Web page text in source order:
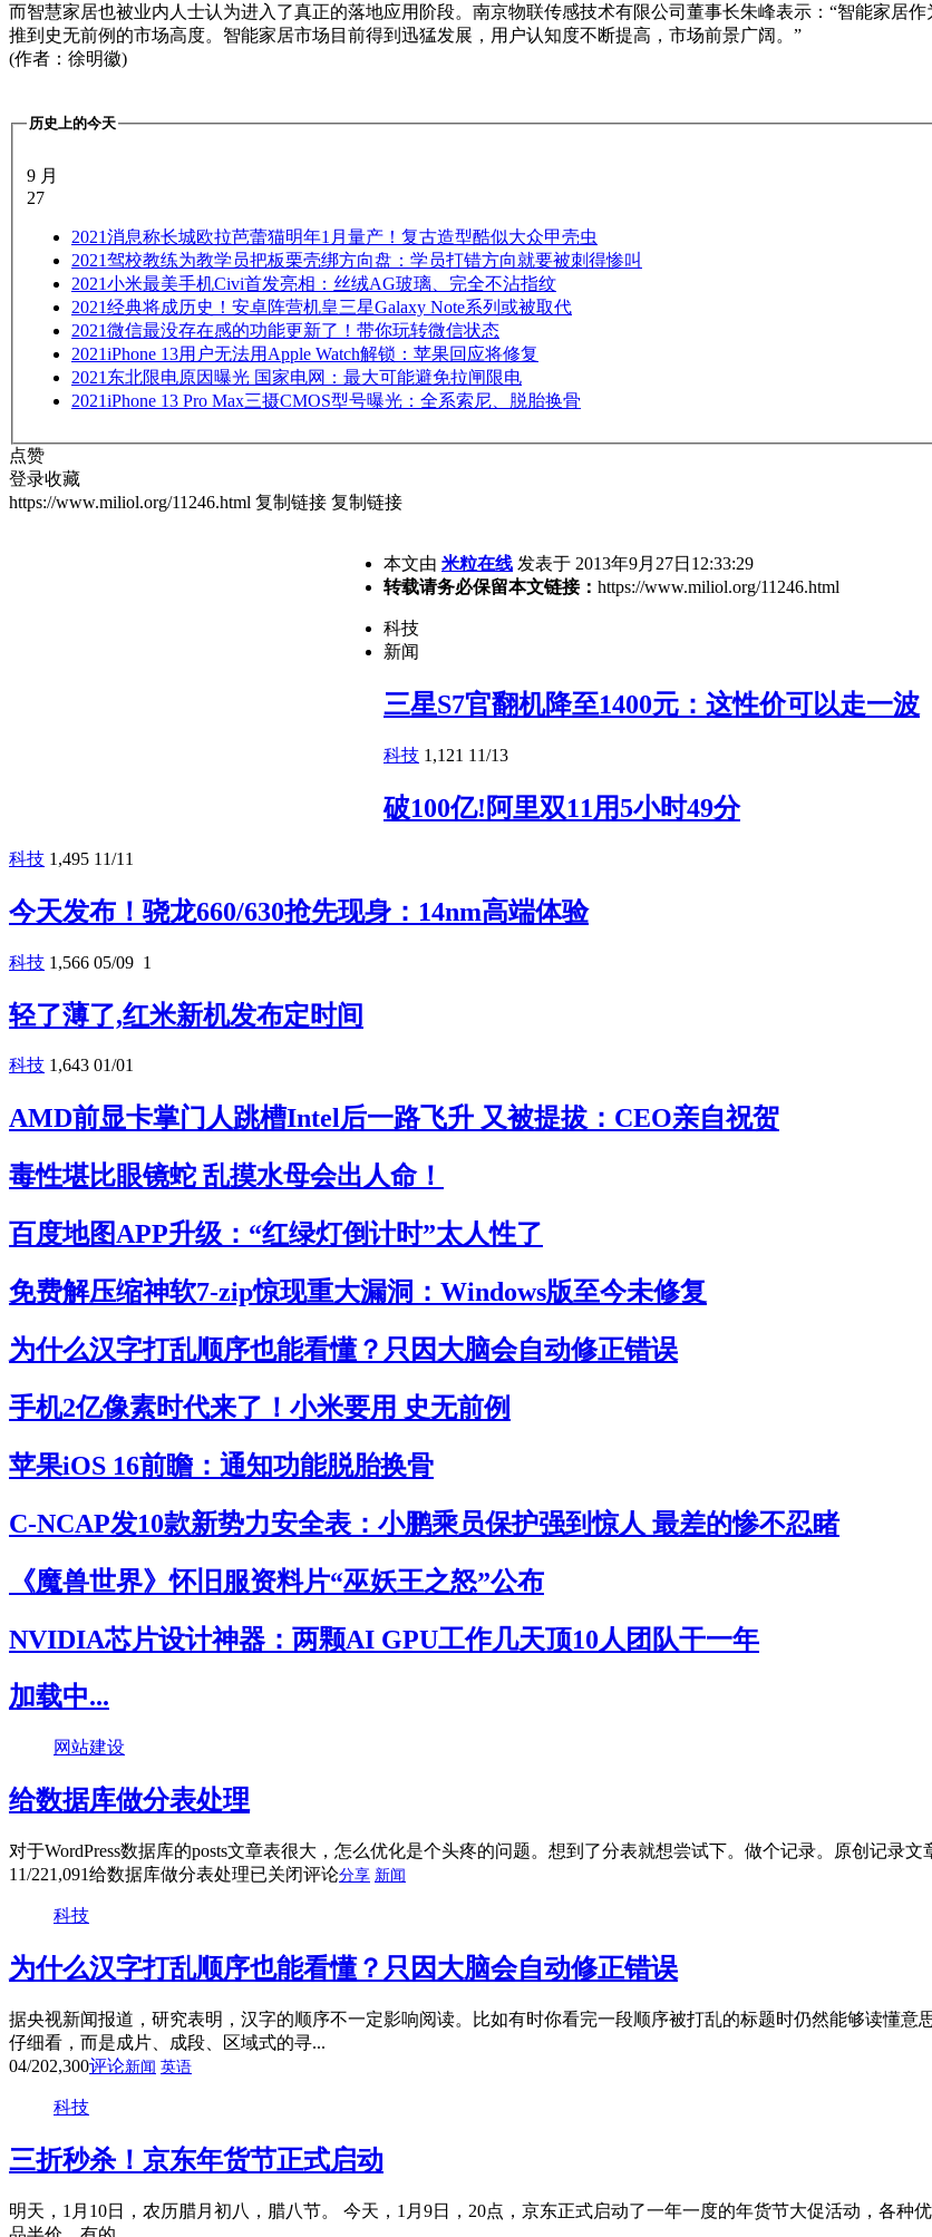
而智慧家居也被业内人士认为进入了真正的落地应用阶段。南京物联传感技术有限公司董事长朱峰表示：“智能家居
推到史无前例的市场高度。智能家居市场目前得到迅猛发展，用户认知度不断提高，市场前景广阔。”
(作者：徐明徽)
历史上的今天
9 月
27
2021消息称长城欧拉芭蕾猫明年1月量产！复古造型酷似大众甲壳虫
2021驾校教练为教学员把板栗壳绑方向盘：学员打错方向就要被刺得惨叫
2021小米最美手机Civi首发亮相：丝绒AG玻璃、完全不沾指纹
2021经典将成历史！安卓阵营机皇三星Galaxy Note系列或被取代
2021微信最没存在感的功能更新了！带你玩转微信状态
2021iPhone 13用户无法用Apple Watch解锁：苹果回应将修复
2021 东北限电原因曝光 国家电网：最大可能避免拉闸限电
2021iPhone 13 Pro Max三摄CMOS型号曝光：全系索尼、脱胎换骨
点赞
登录收藏
https://www.miliol.org/11246.html 复制链接 复制链接
本文由 米粒在线 发表于 2013年9月27日12:33:29
转载请务必保留本文链接： https://www.miliol.org/11246.html
科技
新闻
三星S7官翻机降至1400元：这性价可以走一波
科技 1,121 11/13
破100亿!阿里双11用5小时49分
科技 1,495 11/11
今天发布！骁龙660/630抢先现身：14nm高端体验
科技 1,566 05/09 1
轻了薄了,红米新机发布定时间
科技 1,643 01/01
AMD前显卡掌门人跳槽Intel后一路飞升 又被提拔：CEO亲自祝贺
毒性堪比眼镜蛇 乱摸水母会出人命！
百度地图APP升级：“红绿灯倒计时”太人性了
免费解压缩神软7-zip惊现重大漏洞：Windows版至今未修复
为什么汉字打乱顺序也能看懂？只因大脑会自动修正错误
手机2亿像素时代来了！小米要用 史无前例
苹果iOS 16前瞻：通知功能脱胎换骨
C-NCAP发10款新势力安全表：小鹏乘员保护强到惊人 最差的惨不忍睹
《魔兽世界》怀旧服资料片“巫妖王之怒”公布
NVIDIA芯片设计神器：两颗AI GPU工作几天顶10人团队干一年
加载中...
网站建设
给数据库做分表处理
对于WordPress数据库的posts文章表很大，怎么优化是个头疼的问题。想到了分表就想尝试下。做个记录。原创记录
11/221,091给数据库做分表处理已关闭评论分享 新闻
科技
为什么汉字打乱顺序也能看懂？只因大脑会自动修正错误
据央视新闻报道，研究表明，汉字的顺序不一定影响阅读。比如有时你看完一段顺序被打乱的标题时仍然能够读懂
仔细看，而是成片、成段、区域式的寻...
04/202,300评论新闻 英语
科技
三折秒杀！京东年货节正式启动
明天，1月10日，农历腊月初八，腊八节。 今天，1月9日，20点，京东正式启动了一年一度的年货节大促活动，各